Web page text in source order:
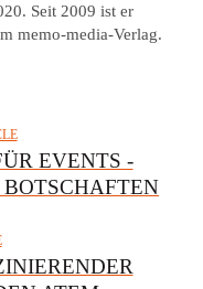
Seit 2009 ist er
memo-media-Verlag.
EVENTS -